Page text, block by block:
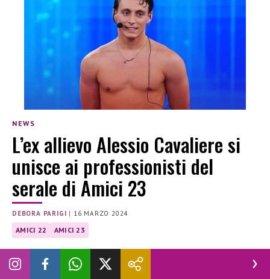
NEWS
L’ex allievo Alessio Cavaliere si
unisce ai professionisti del
serale di Amici 23
DEBORA PARIGI | 16 MARZO 2024
AMICI 22 AMICI 23
Dopi essere stato uno degli allievi della scorsa edizione, ora
Alessio Cavaliere è diventato professionista per il Serale di